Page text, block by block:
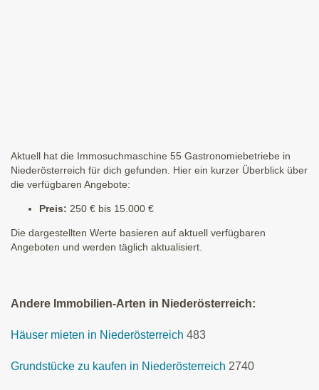
Aktuell hat die Immosuchmaschine 55 Gastronomiebetriebe in
Niederösterreich für dich gefunden. Hier ein kurzer Überblick über
die verfügbaren Angebote:
Preis: 250 € bis 15.000 €
Die dargestellten Werte basieren auf aktuell verfügbaren
Angeboten und werden täglich aktualisiert.
Andere Immobilien-Arten in Niederösterreich:
Häuser mieten in Niederösterreich 483
Grundstücke zu kaufen in Niederösterreich 2740